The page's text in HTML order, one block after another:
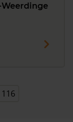
116